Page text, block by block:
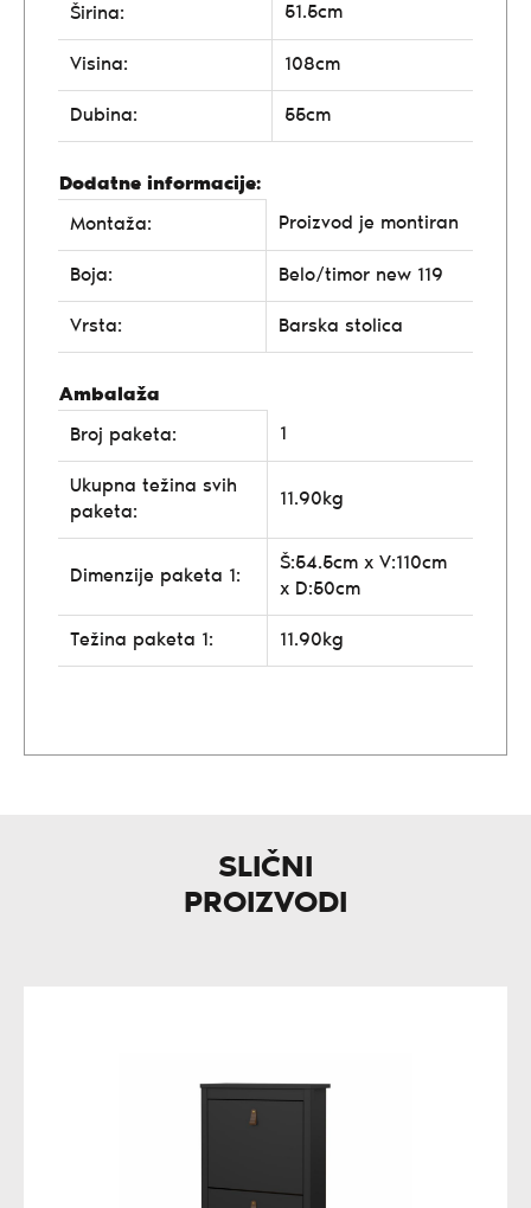
Širina:
51.5cm
Visina: 108cm
Dubina: 55cm
Dodatne informacije:
Montaža:
Proizvod je montiran
Boja: Belo/timor new 119
Vrsta: Barska stolica
Ambalaža
Broj paketa:
1
Ukupna težina svih
paketa:
11.90kg
Dimenzije paketa 1:
Š:54.5cm x V:110cm
x D:50cm
Težina paketa 1: 11.90kg
SLIČNI
PROIZVODI